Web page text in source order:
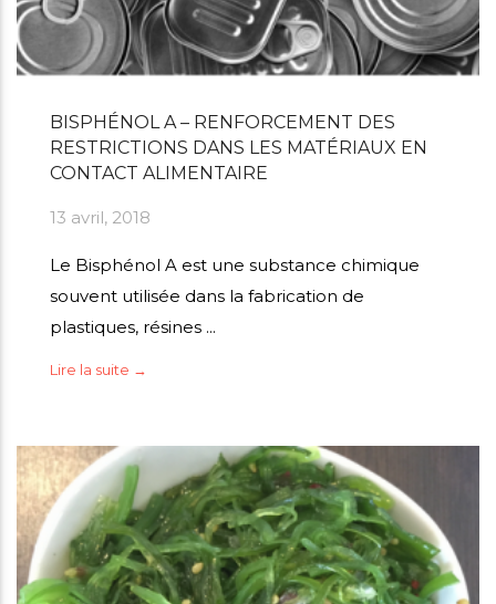
BISPHÉNOL A – RENFORCEMENT DES
RESTRICTIONS DANS LES MATÉRIAUX EN
CONTACT ALIMENTAIRE
13 avril, 2018
Le Bisphénol A est une substance chimique
souvent utilisée dans la fabrication de
plastiques, résines ...
Lire la suite →